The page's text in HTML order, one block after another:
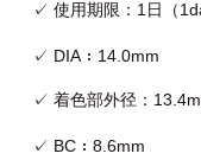
✓ 使用期限：1日（
✓ DIA：14.0mm
✓ 着色部外径：
✓ BC：8.6mm